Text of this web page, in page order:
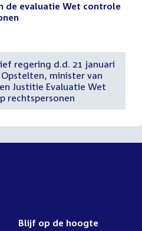
de evaluatie Wet controle
regering d.d. 21 januari
Opstelten, minister van
Justitie Evaluatie Wet
rechtspersonen
Blijf op de hoogte